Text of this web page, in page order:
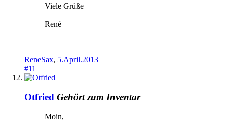
Viele Grüße
René
ReneSax, 5.April.2013
#11
Otfried Gehört zum Inventar
Moin,